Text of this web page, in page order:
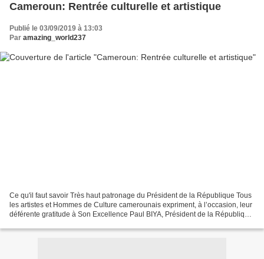
Cameroun: Rentrée culturelle et artistique
Publié le 03/09/2019 à 13:03
Par amazing_world237
Ce qu'il faut savoir Très haut patronage du Président de la République Tous
les artistes et Hommes de Culture camerounais expriment, à l’occasion, leur
déférente gratitude à Son Excellence Paul BIYA, Président de la République,